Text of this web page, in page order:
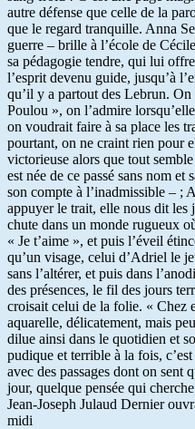
autre défense que celle de la
que le regard tranquille. Anna
guerre – brille à l’école de
sa pédagogie tendre, qui lui
l’esprit devenu guide, jusqu’à
qu’il y a partout des Lebrun.
Poulou », on l’admire
on voudrait faire à sa place les
pourtant, on ne craint rien pour
victorieuse alors que tout
est née de ce passé sans nom
son compte à l’inadmissible – ;
appuyer le trait, elle nous dit les
chute dans un monde rugueux
« Je t’aime », et puis l’éveil
qu’un visage, celui d’Adriel le
sans l’altérer, et puis dans
des présences, le fil des jours
croisait celui de la folie. « Chez
aquarelle, délicatement, mais
dilue ainsi dans le quotidien et
pudique et terrible à la fois,
avec des passages dont on sent
jour, quelque pensée qui
Jean-Joseph Julaud Dernier
midi